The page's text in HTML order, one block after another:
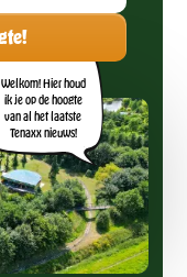
Welkom! Hier houd
ik je op de hoogte
van al het laatste
Tenaxx nieuws!